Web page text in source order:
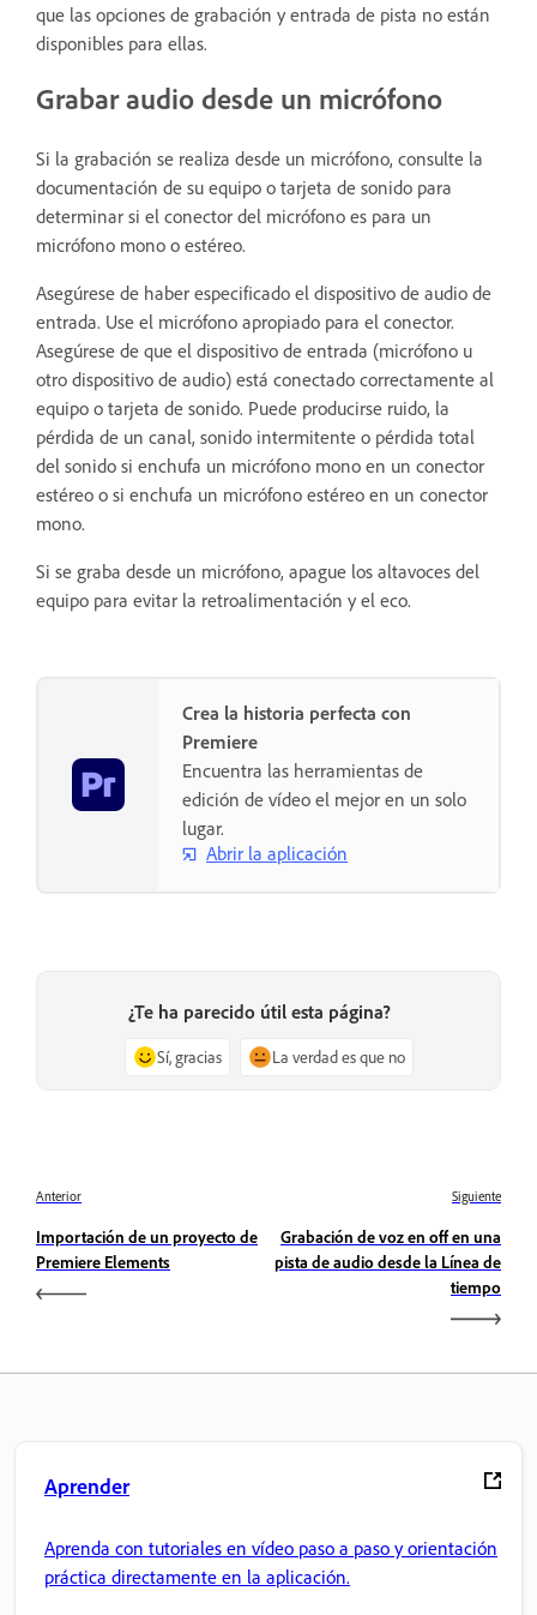
que las opciones de grabación y entrada de pista no están
disponibles para ellas.
Grabar audio desde un micrófono
Si la grabación se realiza desde un micrófono, consulte la
documentación de su equipo o tarjeta de sonido para
determinar si el conector del micrófono es para un
micrófono mono o estéreo.
Asegúrese de haber especificado el dispositivo de audio de
entrada. Use el micrófono apropiado para el conector.
Asegúrese de que el dispositivo de entrada (micrófono u
otro dispositivo de audio) está conectado correctamente al
equipo o tarjeta de sonido. Puede producirse ruido, la
pérdida de un canal, sonido intermitente o pérdida total
del sonido si enchufa un micrófono mono en un conector
estéreo o si enchufa un micrófono estéreo en un conector
mono.
Si se graba desde un micrófono, apague los altavoces del
equipo para evitar la retroalimentación y el eco.
Crea la historia perfecta con
Premiere
Encuentra las herramientas de
edición de vídeo el mejor en un solo
lugar.
Abrir la aplicación
¿Te ha parecido útil esta página?
Sí, gracias La verdad es que no
Anterior
Importación de un proyecto de
Premiere Elements
Siguiente
Grabación de voz en off en una
pista de audio desde la Línea de
tiempo
Aprender
Aprenda con tutoriales en vídeo paso a paso y orientación
práctica directamente en la aplicación.